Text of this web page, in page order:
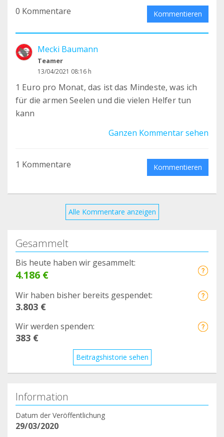
0 Kommentare Kommentieren
Mecki Baumann
Teamer
13/04/2021 08:16 h
1 Euro pro Monat, das ist das Mindeste, was ich
für die armen Seelen und die vielen Helfer tun
kann
Ganzen Kommentar sehen
1 Kommentare Kommentieren
Alle Kommentare anzeigen
Gesammelt
Bis heute haben wir gesammelt:
4.186 €
Wir haben bisher bereits gespendet:
3.803 €
Wir werden spenden:
383 €
Beitragshistorie sehen
Information
Datum der Veröffentlichung
29/03/2020